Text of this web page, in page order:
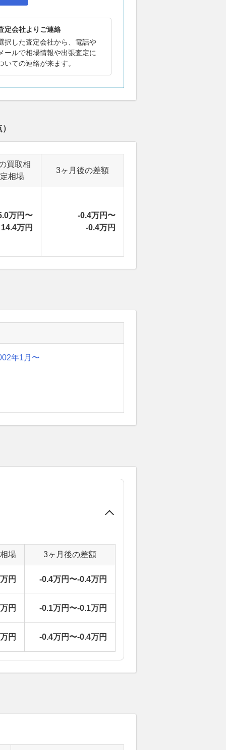
定会社よりご連絡
択した査定会社から、電話や
ールで相場情報や出張査定に
いての連絡が来ます。
買取相
相場
3ヶ月後の差額
万円〜
14.4万円
-0.4万円〜
-0.4万円
年1月〜
場 3ヶ月後の差額
円 -0.4万円〜-0.4万円
円 -0.1万円〜-0.1万円
円 -0.4万円〜-0.4万円